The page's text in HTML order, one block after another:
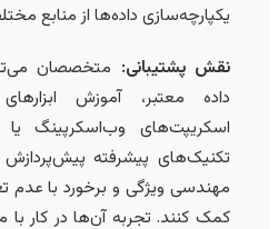
یکپارچه‌سازی داده‌ها از منابع مختلف
نقش پشتیبانی:متخصصان می‌توانند
داده معتبر، آموزش ابزارهای
تکنیک‌های پیشرفته پیش‌پردازش داده
مهندسی ویژگی و برخورد با عدم
کمک کنند. تجربه آن‌ها در کار با